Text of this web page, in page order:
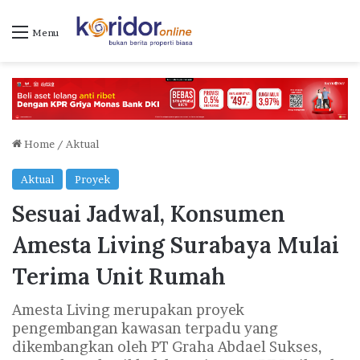
Menu
Home / Aktual
Aktual Proyek
Sesuai Jadwal, Konsumen
Amesta Living Surabaya Mulai
Terima Unit Rumah
Amesta Living merupakan proyek
pengembangan kawasan terpadu yang
dikembangkan oleh PT Graha Abdael Sukses,